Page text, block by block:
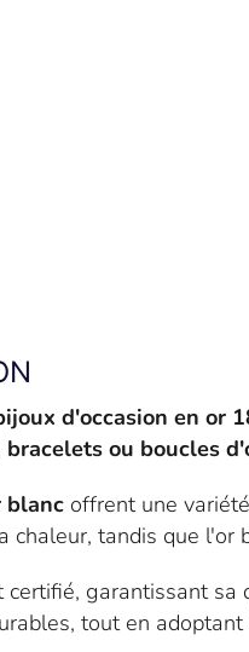
d'occasion en or
bracelets ou boucles
blanc offrent une
chaleur, tandis que l'or
garantissant sa
tout en